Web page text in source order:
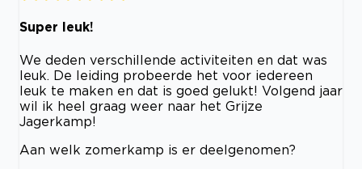
Super leuk!
We deden verschillende activiteiten en dat was
leuk. De leiding probeerde het voor iedereen
leuk te maken en dat is goed gelukt! Volgend jaar
wil ik heel graag weer naar het Grijze
Jagerkamp!
Aan welk zomerkamp is er deelgenomen?